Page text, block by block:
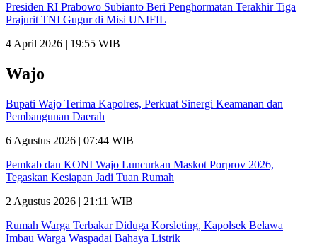
Presiden RI Prabowo Subianto Beri Penghormatan Terakhir Tiga
Prajurit TNI Gugur di Misi UNIFIL
4 April 2026 | 19:55 WIB
Wajo
Bupati Wajo Terima Kapolres, Perkuat Sinergi Keamanan dan
Pembangunan Daerah
6 Agustus 2026 | 07:44 WIB
Pemkab dan KONI Wajo Luncurkan Maskot Porprov 2026,
Tegaskan Kesiapan Jadi Tuan Rumah
2 Agustus 2026 | 21:11 WIB
Rumah Warga Terbakar Diduga Korsleting, Kapolsek Belawa
Imbau Warga Waspadai Bahaya Listrik